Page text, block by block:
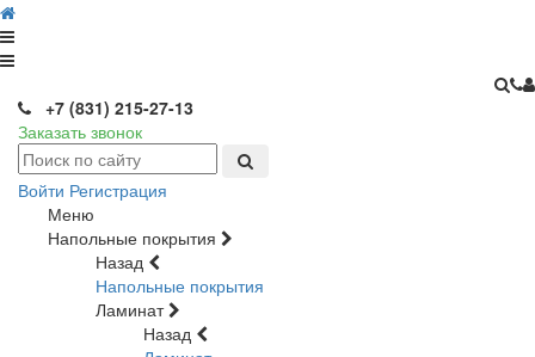
+7 (831) 215-27-13
Заказать звонок
Войти Регистрация
Меню
Напольные покрытия
Назад
Напольные покрытия
Ламинат
Назад